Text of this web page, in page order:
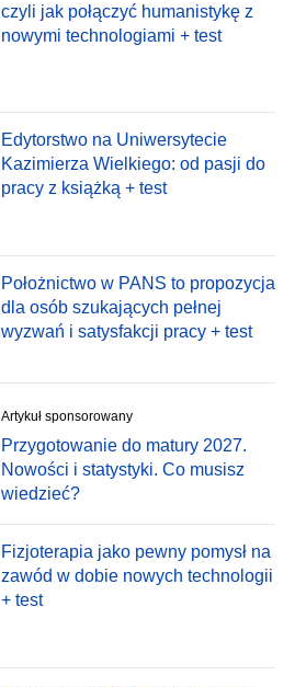
czyli jak połączyć humanistykę z
nowymi technologiami + test
Edytorstwo na Uniwersytecie
Kazimierza Wielkiego: od pasji do
pracy z książką + test
Położnictwo w PANS to propozycja
dla osób szukających pełnej
wyzwań i satysfakcji pracy + test
Artykuł sponsorowany
Przygotowanie do matury 2027.
Nowości i statystyki. Co musisz
wiedzieć?
Fizjoterapia jako pewny pomysł na
zawód w dobie nowych technologii
+ test